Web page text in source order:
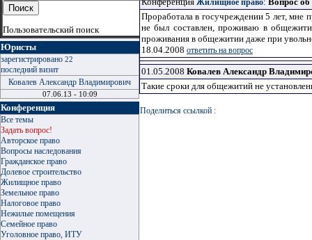
Пользовательский поиск
Юристы
зарегистрировано 22
последний визит
Ковалев Александр Владимирович
07.06.13 - 10:09
Конференция
Все темы
Задать вопрос!
Авторское право
Вопросы наследования
Гражданское право
Долевое строительство
Жилищное право
Земельное право
Налоговое право
Нежилые помещения
Семейное право
Уголовное право, ИТУ
Жилищное право
Проработала в госучреждении 5 лет, мне
не был составлен, проживаю в
проживания в общежитии даже при
18.04.2008 ответить на вопрос
01.05.2008 Ковалев Александр
Такие сроки для общежитий не
Поделиться ссылкой :